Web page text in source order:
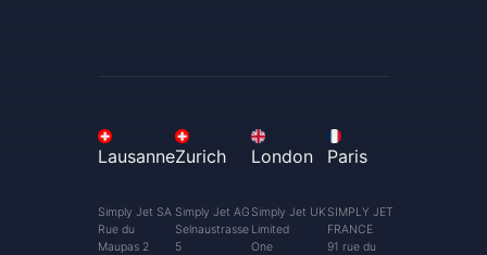
Lausanne
Simply Jet SA
Rue du
Maupas 2
Zurich
Simply Jet AG
Selnaustrasse
5
London
Simply Jet UK
Limited
One
Paris
SIMPLY JET
FRANCE
91 rue du